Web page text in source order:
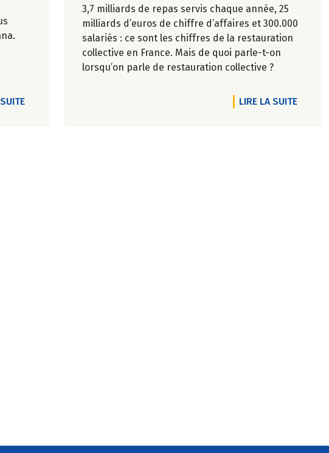
DE L'ARTICLE RESTO, CUISINEZ PLUS BIO !
3,7 milliards de repas servis chaque année, 25
milliards d’euros de chiffre d’affaires et 300.000
salariés : ce sont les chiffres de la restauration
collective en France. Mais de quoi parle-t-on
lorsqu’on parle de restauration collective ?
LIRE LA SUITEDE